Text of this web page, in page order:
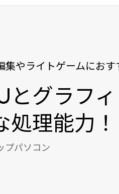
集やライトゲームにおす
とグラフ
処理能力！
プパソコン